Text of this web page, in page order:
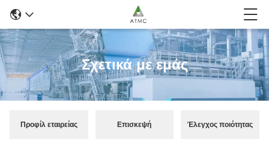
Σχετικά με εμάς
Προφίλ εταιρείας Επισκεψή Έλεγχος ποιότητας